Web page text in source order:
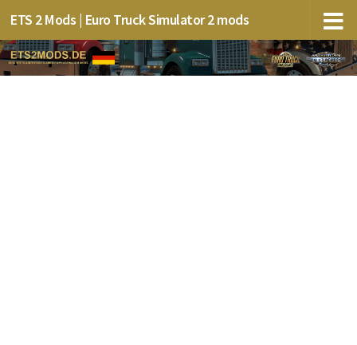
ETS 2 Mods | Euro Truck Simulator 2 mods